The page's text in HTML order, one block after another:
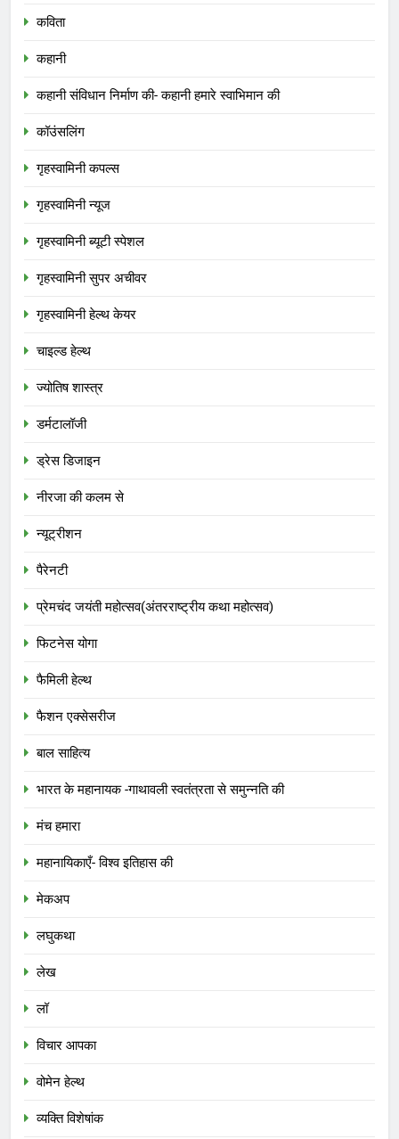
कविता
कहानी
कहानी संविधान निर्माण की- कहानी हमारे स्वाभिमान की
कॉउंसलिंग
गृहस्वामिनी कपल्स
गृहस्वामिनी न्यूज
गृहस्वामिनी ब्यूटी स्पेशल
गृहस्वामिनी सुपर अचीवर
गृहस्वामिनी हेल्थ केयर
चाइल्ड हेल्थ
ज्योतिष शास्त्र
डर्मटालॉजी
ड्रेस डिजाइन
नीरजा की कलम से
न्यूट्रीशन
पैरेनटी
प्रेमचंद जयंती महोत्सव(अंतरराष्ट्रीय कथा महोत्सव)
फिटनेस योगा
फैमिली हेल्थ
फैशन एक्सेसरीज
बाल साहित्य
भारत के महानायक -गाथावली स्वतंत्रता से समुन्नति की
मंच हमारा
महानायिकाएँ- विश्व इतिहास की
मेकअप
लघुकथा
लेख
लॉ
विचार आपका
वोमेन हेल्थ
व्यक्ति विशेषांक